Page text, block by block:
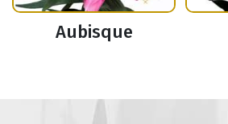
Aubisque